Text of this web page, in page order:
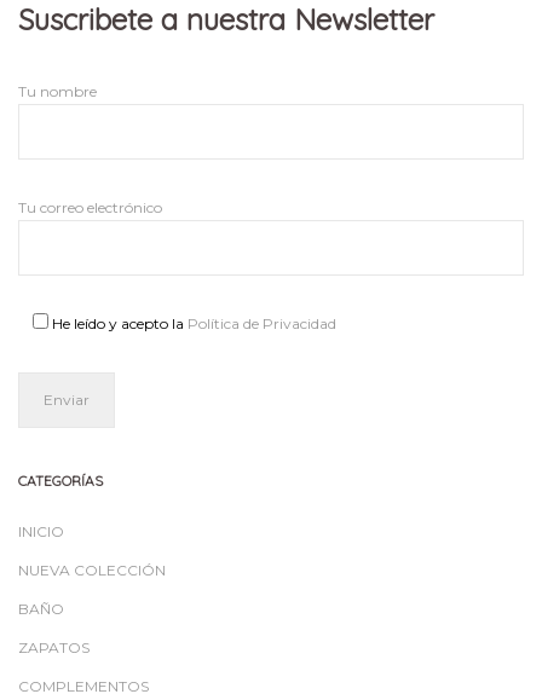
Suscribete a nuestra Newsletter
Tu nombre
Tu correo electrónico
He leído y acepto la Política de Privacidad
CATEGORÍAS
INICIO
NUEVA COLECCIÓN
BAÑO
ZAPATOS
COMPLEMENTOS